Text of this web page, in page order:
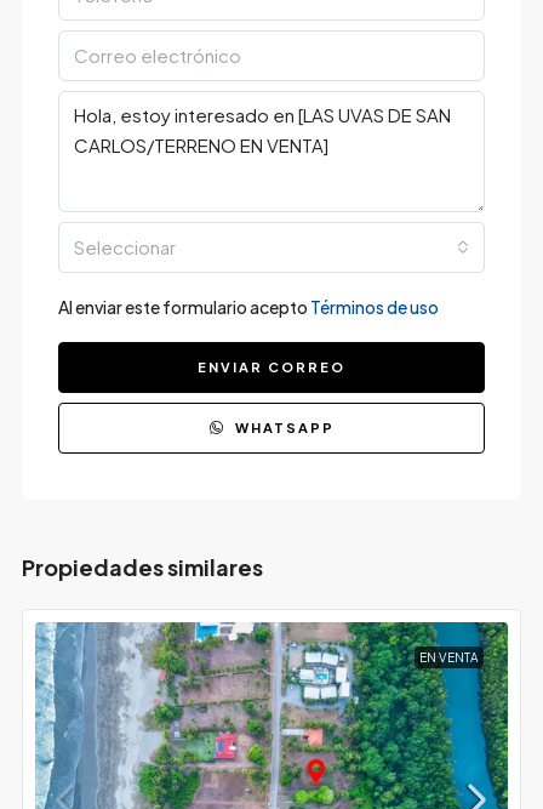
Seleccionar
Al enviar este formulario acepto Términos de uso
ENVIAR CORREO
WHATSAPP
Propiedades similares
EN VENTA